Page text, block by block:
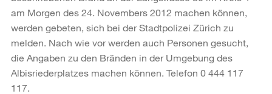
am Morgen des 24. Novembers 2012 machen können,
werden gebeten, sich bei der Stadtpolizei Zürich zu
melden. Nach wie vor werden auch Personen gesucht,
die Angaben zu den Bränden in der Umgebung des
Albisriederplatzes machen können. Telefon 0 444 117
117.